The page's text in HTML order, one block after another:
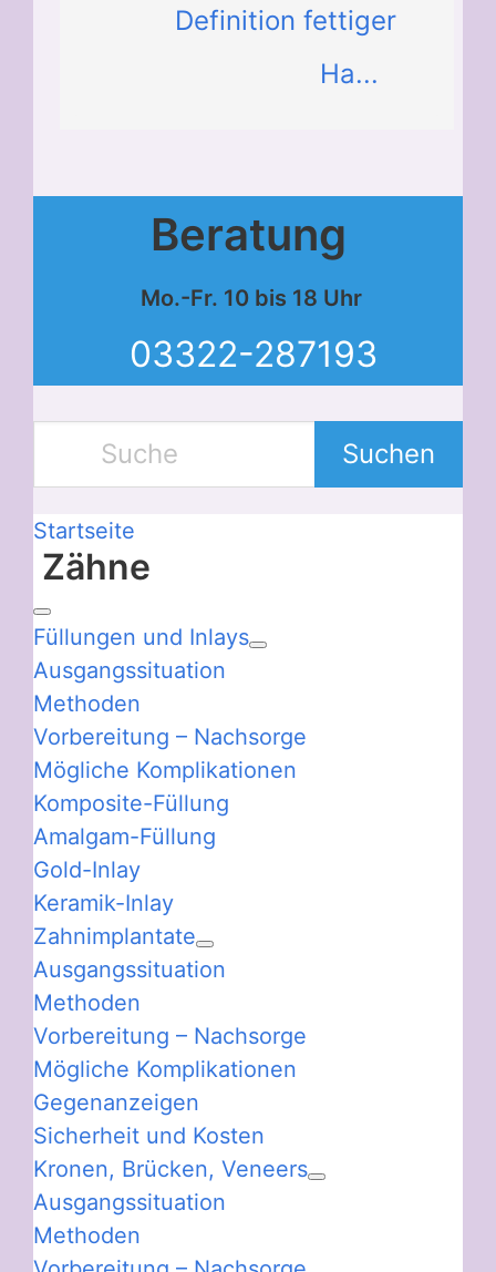
Definition fettiger
Ha...
Beratung
Mo.-Fr. 10 bis 18 Uhr
03322-287193
Suchen
Startseite
Zähne
Füllungen und Inlays
Ausgangssituation
Methoden
Vorbereitung – Nachsorge
Mögliche Komplikationen
Komposite-Füllung
Amalgam-Füllung
Gold-Inlay
Keramik-Inlay
Zahnimplantate
Ausgangssituation
Methoden
Vorbereitung – Nachsorge
Mögliche Komplikationen
Gegenanzeigen
Sicherheit und Kosten
Kronen, Brücken, Veneers
Ausgangssituation
Methoden